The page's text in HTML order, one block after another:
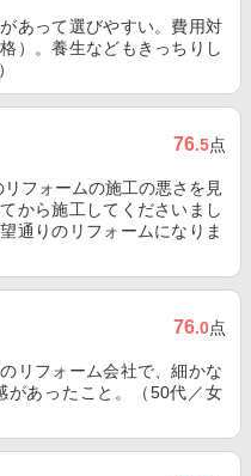
あって選びやすい。費用対
）。養生などもきっちりし
76.5点
フォームの施工の悪さを見
から施工してくださいまし
通りのリフォームになりま
76.0点
リフォーム会社で、細かな
があったこと。（50代／女